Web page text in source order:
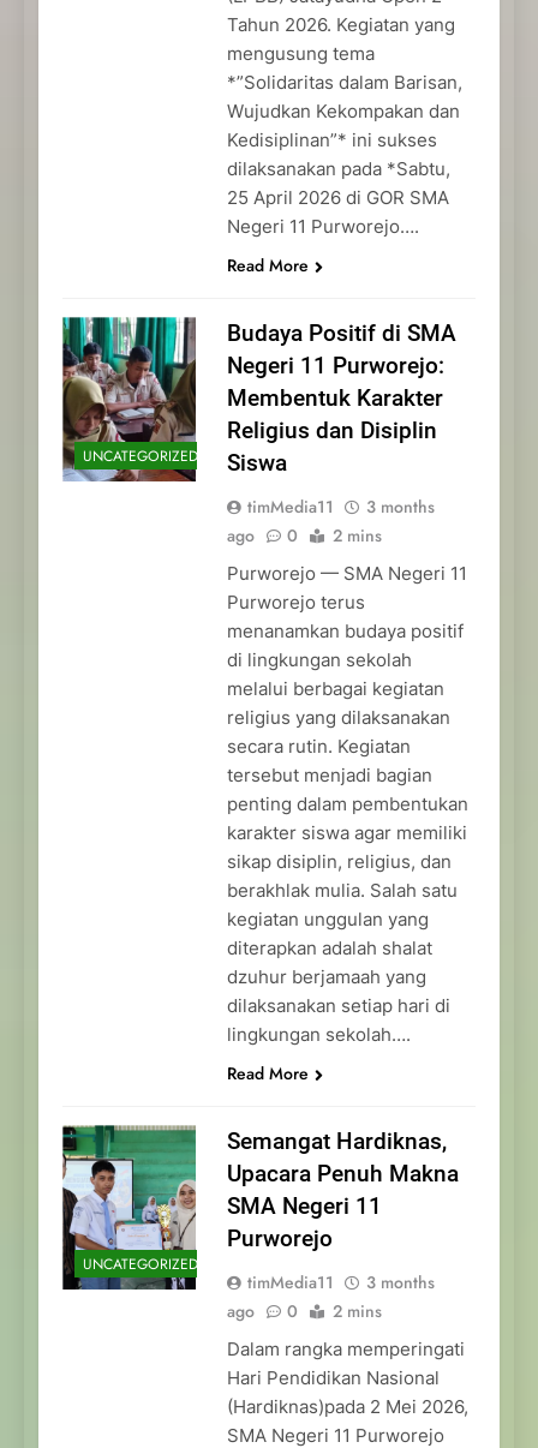
Tahun 2026. Kegiatan yang
mengusung tema
*”Solidaritas dalam Barisan,
Wujudkan Kekompakan dan
Kedisiplinan”* ini sukses
dilaksanakan pada *Sabtu,
25 April 2026 di GOR SMA
Negeri 11 Purworejo….
Read More
UNCATEGORIZED
Budaya Positif di SMA
Negeri 11 Purworejo:
Membentuk Karakter
Religius dan Disiplin
Siswa
timMedia11
3 months
ago
0 2 mins
Purworejo — SMA Negeri 11
Purworejo terus
menanamkan budaya positif
di lingkungan sekolah
melalui berbagai kegiatan
religius yang dilaksanakan
secara rutin. Kegiatan
tersebut menjadi bagian
penting dalam pembentukan
karakter siswa agar memiliki
sikap disiplin, religius, dan
berakhlak mulia. Salah satu
kegiatan unggulan yang
diterapkan adalah shalat
dzuhur berjamaah yang
dilaksanakan setiap hari di
lingkungan sekolah….
Read More
UNCATEGORIZED
Semangat Hardiknas,
Upacara Penuh Makna
SMA Negeri 11
Purworejo
timMedia11
3 months
ago
0 2 mins
Dalam rangka memperingati
Hari Pendidikan Nasional
(Hardiknas)pada 2 Mei 2026,
SMA Negeri 11 Purworejo